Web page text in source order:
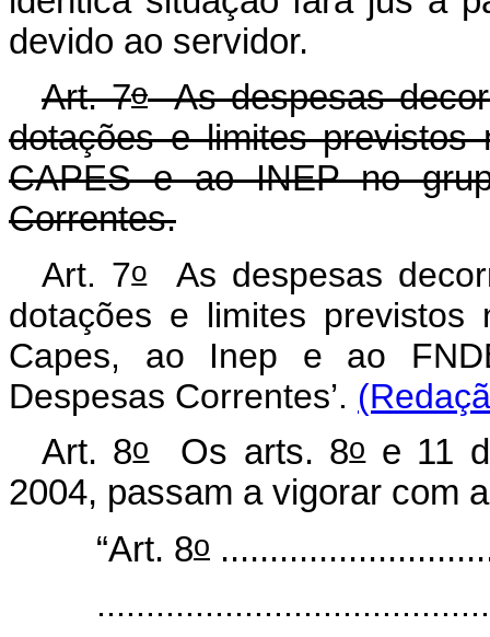
devido ao servidor.
Art. 7oAs despesas
dotações e limites previstos
CAPES e ao INEP no
Correntes.
Art. 7oAs despesas
dotações e limites previstos
Capes, ao Inep e ao
Despesas Correntes’.
Art. 8oOs arts. 8oe 11
2004, passam a vigorar com
“Art. 8o